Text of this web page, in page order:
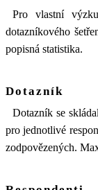
Pro vlastní
dotazníkového
popisná statistika.
Dotazník
Dotazník se
pro jednotlivé
zodpovězených.